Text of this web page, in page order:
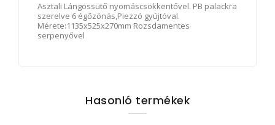
Asztali Lángossütő nyomáscsökkentővel. PB palackra
szerelve 6 égőzónás,Piezzó gyújtóval.
Mérete:1135x525x270mm Rozsdamentes
serpenyővel
Hasonló termékek